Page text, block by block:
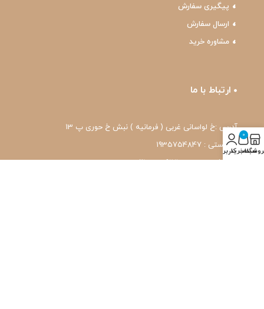
پیگیری سفارش
ارسال سفارش
مشاوره خرید
ارتباط با ما
آدرس :خ لواسانی غربی ( فرمانیه ) نبش خ حوری پ 13
کد پستی : 1935754847
شماره تماس: 22239171-۰۲۱
0
سبد خرید
حساب کاربری من